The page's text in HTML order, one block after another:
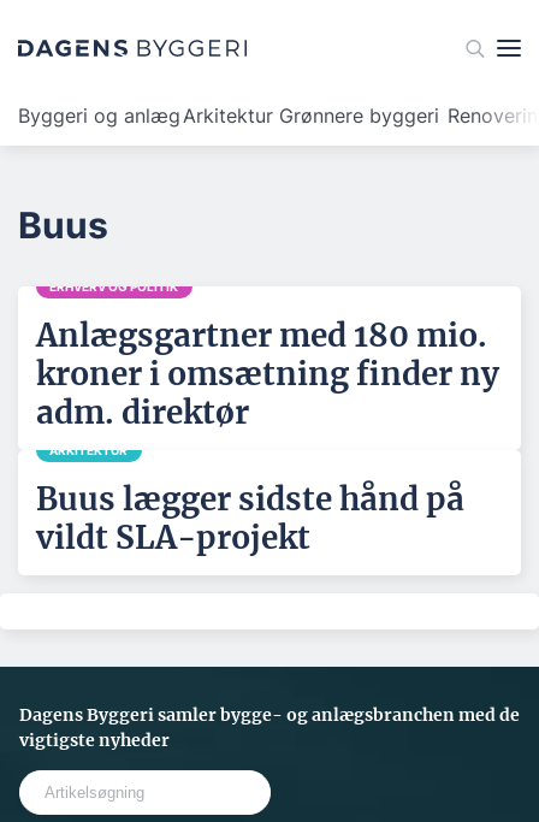
Byggeri og anlægArkitektur Grønnere byggeri
Buus
ERHVERV OG POLITIK
Anlægsgartner med 180 mio.
kroner i omsætning finder ny
adm. direktør
ARKITEKTUR
Buus lægger sidste hånd på
vildt SLA-projekt
Dagens Byggeri samler bygge- og anlægsbranchen med de
vigtigste nyheder